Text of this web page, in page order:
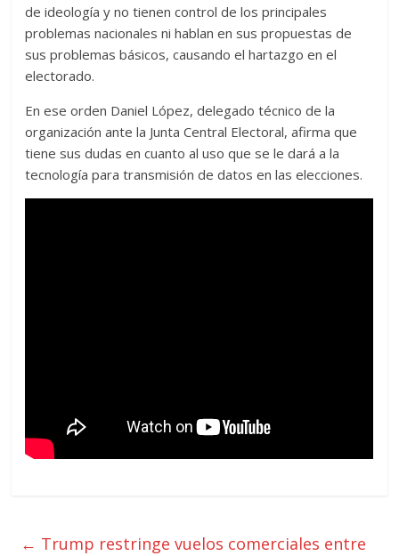
de ideología y no tienen control de los principales
problemas nacionales ni hablan en sus propuestas de
sus problemas básicos, causando el hartazgo en el
electorado.
En ese orden Daniel López, delegado técnico de la
organización ante la Junta Central Electoral, afirma que
tiene sus dudas en cuanto al uso que se le dará a la
tecnología para transmisión de datos en las elecciones.
← Trump restringe vuelos comerciales entre